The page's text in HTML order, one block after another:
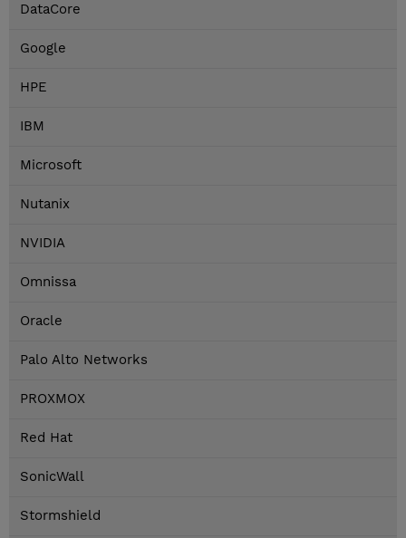
DataCore
Google
HPE
IBM
Microsoft
Nutanix
NVIDIA
Omnissa
Oracle
Palo Alto Networks
PROXMOX
Red Hat
SonicWall
Stormshield